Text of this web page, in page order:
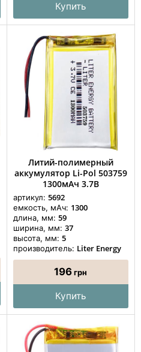
Купить
Литий-полимерный
аккумулятор Li-Pol 503759
1300мАч 3.7В
артикул: 5692
емкость, мАч: 1300
длина, мм: 59
ширина, мм: 37
высота, мм: 5
производитель: Liter Energy
196грн
Купить